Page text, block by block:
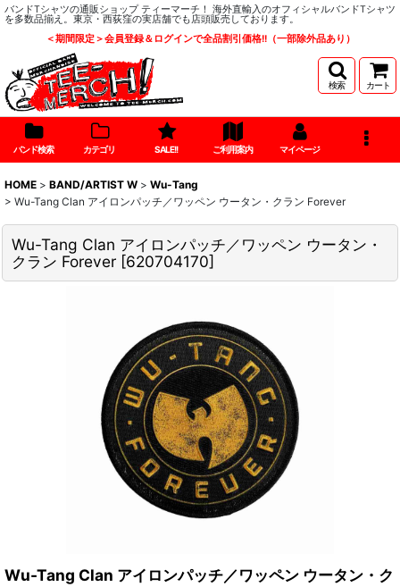
バンドTシャツの通販ショップ ティーマーチ！ 海外直輸入のオフィシャルバンドTシャツ
を多数品揃え。東京・西荻窪の実店舗でも店頭販売しております。
＜期間限定＞会員登録＆ログインで全品割引価格!!（一部除外品あり）
検索 カート
バンド検索 カテゴリ SALE!! ご利用案内 マイページ
HOME > BAND/ARTIST W > Wu-Tang
> Wu-Tang Clan アイロンパッチ／ワッペン ウータン・クラン Forever
Wu-Tang Clan アイロンパッチ／ワッペン ウータン・
クラン Forever [620704170]
Wu-Tang Clan アイロンパッチ／ワッペン ウータン・ク